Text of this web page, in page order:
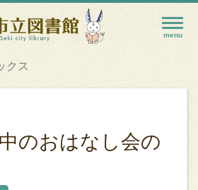
クス
のおはなし会の